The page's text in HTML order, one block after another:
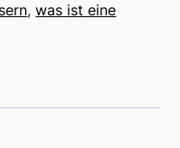
,was ist eine